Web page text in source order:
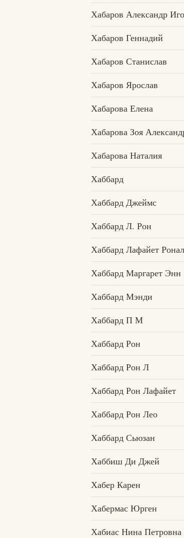
Хабаров Александр
Хабаров Геннадий
Хабаров Станислав
Хабаров Ярослав
Хабарова Елена
Хабарова Зоя
Хабарова Наталия
Хаббард
Хаббард Джеймс
Хаббард Л. Рон
Хаббард Лафайет
Хаббард Маргарет Энн
Хаббард Мэнди
Хаббард П М
Хаббард Рон
Хаббард Рон Л
Хаббард Рон Лафайет
Хаббард Рон Лео
Хаббард Сьюзан
Хаббиш Ди Джей
Хабер Карен
Хабермас Юрген
Хабиас Нина Петровна